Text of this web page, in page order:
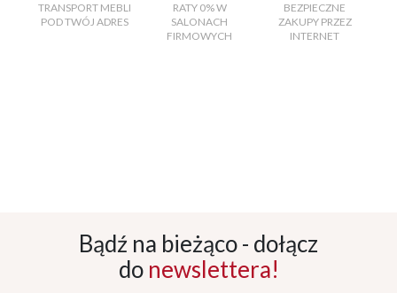
TRANSPORT MEBLI
POD TWÓJ ADRES
RATY 0% W
SALONACH
FIRMOWYCH
BEZPIECZNE
ZAKUPY PRZEZ
INTERNET
Bądź na bieżąco - dołącz
do newslettera!